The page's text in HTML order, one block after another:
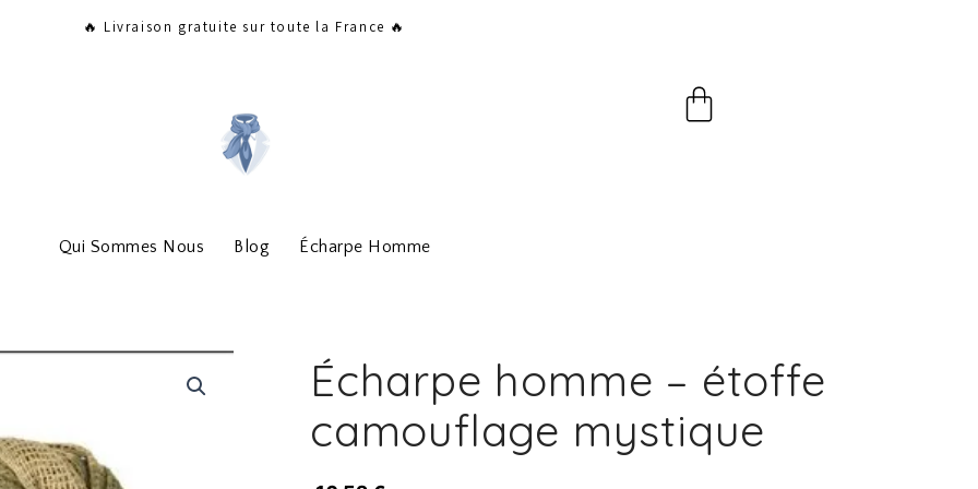
🔥 Livraison gratuite sur toute la France 🔥
Panier
Qui Sommes Nous Blog Écharpe Homme
Écharpe homme – étoffe
camouflage mystique